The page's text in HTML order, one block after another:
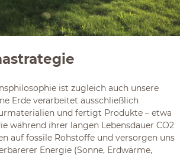
ist zugleich auch unsere
Erde verarbeitet ausschließlich
und fertigt Produkte – etwa
während ihrer langen Lebensdauer CO2
auf fossile Rohstoffe und versorgen uns
Energie (Sonne, Erdwärme,